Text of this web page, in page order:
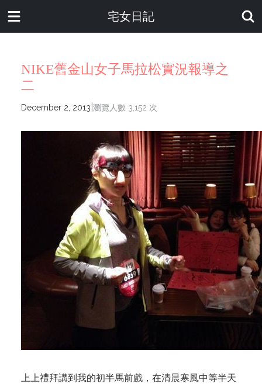
宅女日記
NIKE舊金山女子馬拉松實況報導之
二
December 2, 2013 瀏覽人數 3,152 次
上上禮拜講到我的初半馬前戲，在清晨寒風中等半天